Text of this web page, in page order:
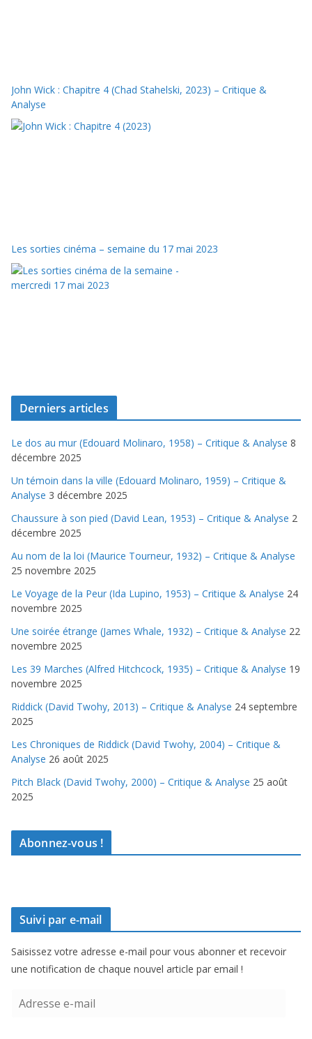
John Wick : Chapitre 4 (Chad Stahelski, 2023) – Critique &
Analyse
Les sorties cinéma – semaine du 17 mai 2023
Derniers articles
Le dos au mur (Edouard Molinaro, 1958) – Critique & Analyse 8
décembre 2025
Un témoin dans la ville (Edouard Molinaro, 1959) – Critique &
Analyse 3 décembre 2025
Chaussure à son pied (David Lean, 1953) – Critique & Analyse 2
décembre 2025
Au nom de la loi (Maurice Tourneur, 1932) – Critique & Analyse
25 novembre 2025
Le Voyage de la Peur (Ida Lupino, 1953) – Critique & Analyse 24
novembre 2025
Une soirée étrange (James Whale, 1932) – Critique & Analyse 22
novembre 2025
Les 39 Marches (Alfred Hitchcock, 1935) – Critique & Analyse 19
novembre 2025
Riddick (David Twohy, 2013) – Critique & Analyse 24 septembre
2025
Les Chroniques de Riddick (David Twohy, 2004) – Critique &
Analyse 26 août 2025
Pitch Black (David Twohy, 2000) – Critique & Analyse 25 août
2025
Abonnez-vous !
Suivi par e-mail
Saisissez votre adresse e-mail pour vous abonner et recevoir
une notification de chaque nouvel article par email !